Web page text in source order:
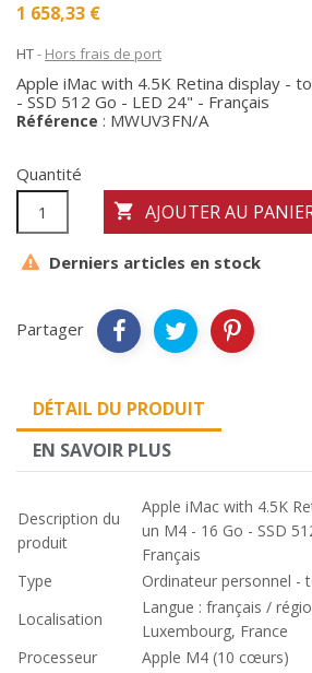
1 658,33 €
HT Hors frais de port
Apple iMac with 4.5K Retina display -
- SSD 512 Go - LED 24" - Français
Référence : MWUV3FN/A
Quantité
 AJOUTER AU
Derniers articles en stock
Partager
DÉTAIL DU PRODUIT
EN SAVOIR PLUS
Description du
produit
Apple iMac with 4.5K
un M4 - 16 Go - SSD
Français
Type
Ordinateur personnel -
Localisation
Langue : français /
Luxembourg, France
Processeur
Apple M4 (10 cœurs)